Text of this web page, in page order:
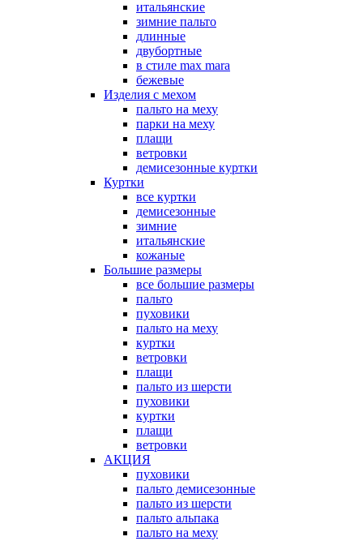
итальянские
зимние пальто
длинные
двубортные
в стиле max mara
бежевые
Изделия с мехом
пальто на меху
парки на меху
плащи
ветровки
демисезонные куртки
Куртки
все куртки
демисезонные
зимние
итальянские
кожаные
Большие размеры
все большие размеры
пальто
пуховики
пальто на меху
куртки
ветровки
плащи
пальто из шерсти
пуховики
куртки
плащи
ветровки
АКЦИЯ
пуховики
пальто демисезонные
пальто из шерсти
пальто альпака
пальто на меху